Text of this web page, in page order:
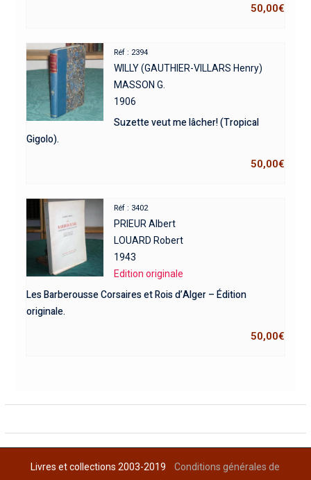
50,00€
Réf : 2394
WILLY (GAUTHIER-VILLARS Henry)
MASSON G.
1906
Suzette veut me lâcher! (Tropical
Gigolo).
50,00€
Réf : 3402
PRIEUR Albert
LOUARD Robert
1943
Edition originale
Les Barberousse Corsaires et Rois d’Alger – Édition
originale.
50,00€
Livres et collections 2003-2019Conditions générales de